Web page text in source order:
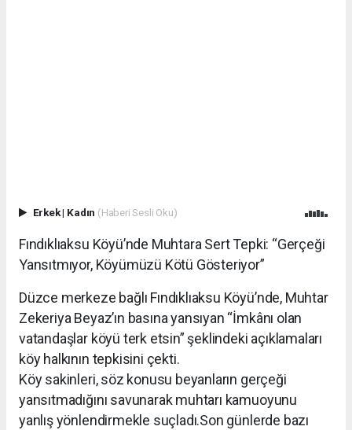
Erkek| Kadın (Haberi Sesli Oku)
Fındıklıaksu Köyü’nde Muhtara Sert Tepki: “Gerçeği
Yansıtmıyor, Köyümüzü Kötü Gösteriyor”
Düzce merkeze bağlı Fındıklıaksu Köyü’nde, Muhtar
Zekeriya Beyaz’ın basına yansıyan “İmkânı olan
vatandaşlar köyü terk etsin” şeklindeki açıklamaları
köy halkının tepkisini çekti.
Köy sakinleri, söz konusu beyanların gerçeği
yansıtmadığını savunarak muhtarı kamuoyunu
yanlış yönlendirmekle suçladı.Son günlerde bazı